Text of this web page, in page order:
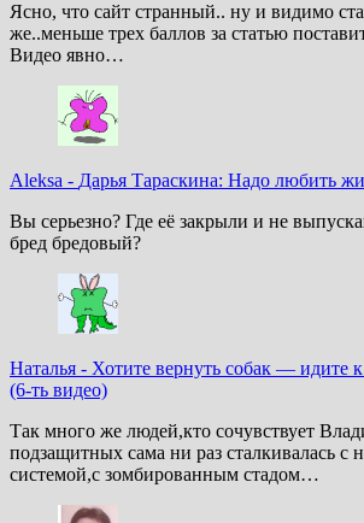
Ясно, что сайт странный.. ну и видимо
же..меньше трех баллов за статью
Видео явно…
Aleksa - Дарья Тараскина: Надо любить
Вы серьезно? Где её закрыли и не
бред бредовый?
Наталья - Хотите вернуть собак — идите
(6-ть видео)
Так много же людей,кто сочувствует
подзащитных сама ни раз сталкивалась с
системой,с зомбированным стадом…